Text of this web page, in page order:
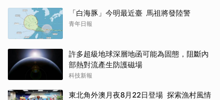
「白海豚」今明最近臺 馬祖將發陸警
青年日報
許多超級地球深層地函可能為固態，阻斷內
部熱對流產生防護磁場
科技新報
東北角外澳月夜8月22日登場 探索漁村風情